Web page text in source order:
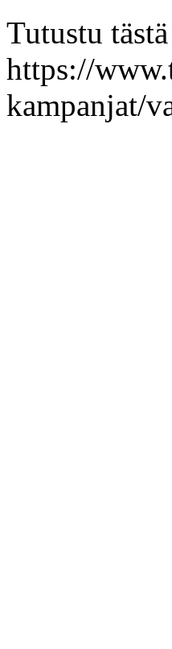
Tutustu tästä
https://
kampanjat/